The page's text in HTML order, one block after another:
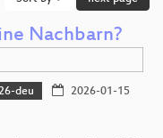
Nachbarn?
deu
2026-01-15